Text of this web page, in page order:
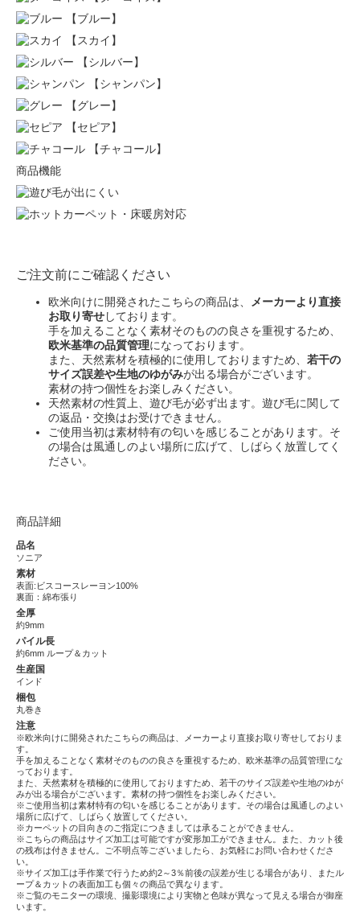
【ブルー】
【スカイ】
【シルバー】
【シャンパン】
【グレー】
【セピア】
【チャコール】
商品機能
ご注文前にご確認ください
欧米向けに開発されたこちらの商品は、 メーカーより直接
お取り寄せしております。
手を加えることなく素材そのものの良さを重視するため、
欧米基準の品質管理になっております。
また、天然素材を積極的に使用しておりますため、 若干の
サイズ誤差や生地のゆがみが出る場合がございます。
素材の持つ個性をお楽しみください。
天然素材の性質上、遊び毛が必ず出ます。遊び毛に関して
の返品・交換はお受けできません。
ご使用当初は素材特有の匂いを感じることがあります。そ
の場合は風通しのよい場所に広げて、しばらく放置してく
ださい。
商品詳細
品名
ソニア
素材
表面:ビスコースレーヨン100%
裏面：綿布張り
全厚
約9mm
パイル長
約6mm ループ＆カット
生産国
インド
梱包
丸巻き
注意
※欧米向けに開発されたこちらの商品は、メーカーより直接お取り寄せしておりま
す。
手を加えることなく素材そのものの良さを重視するため、欧米基準の品質管理にな
っております。
また、天然素材を積極的に使用しておりますため、若干のサイズ誤差や生地のゆが
みが出る場合がございます。素材の持つ個性をお楽しみください。
※ご使用当初は素材特有の匂いを感じることがあります。その場合は風通しのよい
場所に広げて、しばらく放置してください。
※カーペットの目向きのご指定につきましては承ることができません。
※こちらの商品はサイズ加工は可能ですが変形加工ができません。また、カット後
の残布は付きません。ご不明点等ございましたら、お気軽にお問い合わせくださ
い。
※サイズ加工は手作業で行うため約2～3％前後の誤差が生じる場合があり、またル
ープ＆カットの表面加工も個々の商品で異なります。
※ご覧のモニターの環境、撮影環境により実物と色味が異なって見える場合が御座
います。